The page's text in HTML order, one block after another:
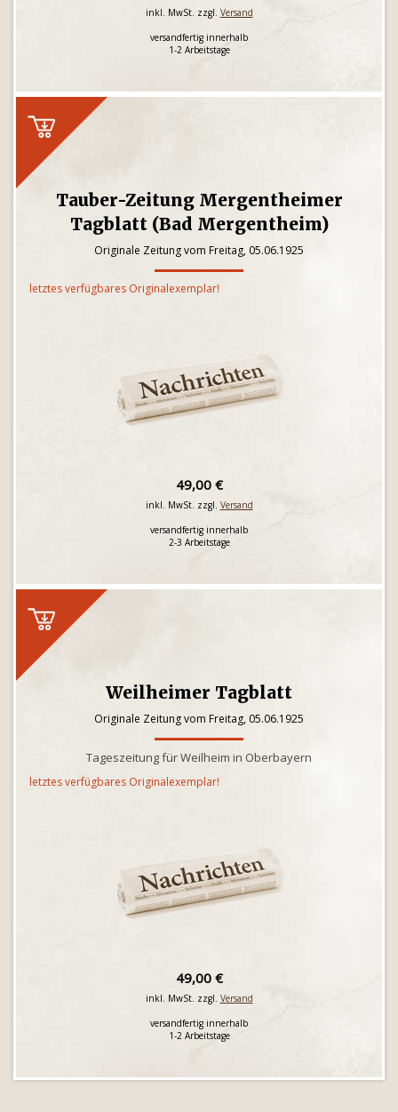
inkl. MwSt. zzgl. Versand
versandfertig innerhalb
1-2 Arbeitstage
Tauber-Zeitung Mergentheimer
Tagblatt (Bad Mergentheim)
Originale Zeitung vom Freitag, 05.06.1925
letztes verfügbares Originalexemplar!
49,00 €
inkl. MwSt. zzgl. Versand
versandfertig innerhalb
2-3 Arbeitstage
Weilheimer Tagblatt
Originale Zeitung vom Freitag, 05.06.1925
Tageszeitung für Weilheim in Oberbayern
letztes verfügbares Originalexemplar!
49,00 €
inkl. MwSt. zzgl. Versand
versandfertig innerhalb
1-2 Arbeitstage